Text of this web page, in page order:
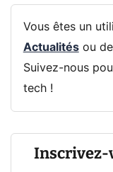
Vous êtes un
Actualitésou de
Suivez-nous
tech !
Inscrivez-